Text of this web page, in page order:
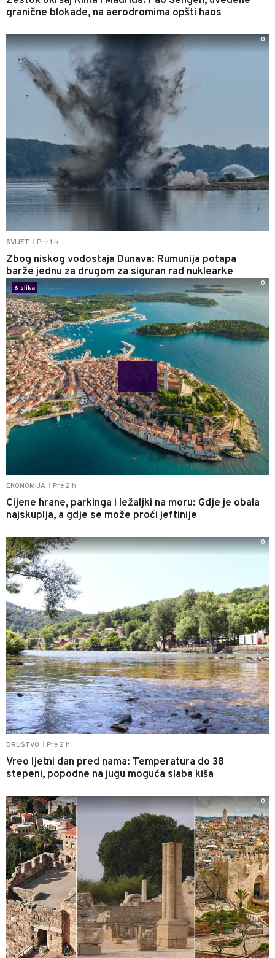
granične blokade, na aerodromima opšti haos
SVIJET Pre 1 h
Zbog niskog vodostaja Dunava: Rumunija potapa
barže jednu za drugom za siguran rad nuklearke
0
EKONOMIJA Pre 2 h
Cijene hrane, parkinga i ležaljki na moru: Gdje je obala
najskuplja, a gdje se može proći jeftinije
6 slika
0
DRUŠTVO Pre 2 h
Vreo ljetni dan pred nama: Temperatura do 38
stepeni, popodne na jugu moguća slaba kiša
0
0